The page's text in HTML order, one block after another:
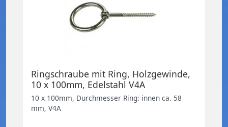
Ringschraube mit Ring, Holzgewinde,
10 x 100mm, Edelstahl V4A
10 x 100mm, Durchmesser Ring: innen ca. 58
mm, V4A